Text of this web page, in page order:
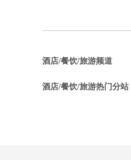
酒店/餐饮/旅游频道
酒店/餐饮/旅游热门分站